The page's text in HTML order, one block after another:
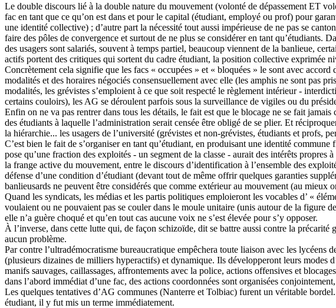
Le double discours lié à la double nature du mouvement (volonté de dépassement ET
fac en tant que ce qu’on est dans et pour le capital (étudiant, employé ou prof) pour
une identité collective) ; d’autre part la nécessité tout aussi impérieuse de ne pas se
faire des pôles de convergence et surtout de ne plus se considérer en tant
des usagers sont salariés, souvent à temps partiel, beaucoup viennent de la banlieue,
actifs portent des critiques qui sortent du cadre étudiant, la position collective exprimée
Concrètement cela signifie que les facs « occupées » et « bloquées » le sont avec
modalités et des horaires négociés consensuellement avec elle (les amphis ne sont pas
modalités, les grévistes s’emploient à ce que soit respecté le règlement intérieur -
certains couloirs), les AG se déroulent parfois sous la surveillance de vigiles ou du
Enfin on ne va pas rentrer dans tous les détails, le fait est que le blocage ne se fait
des étudiants à laquelle l’administration serait censée être obligé de se plier. Et
la hiérarchie... les usagers de l’université (grévistes et non-grévistes, étudiants et profs,
C’est bien le fait de s’organiser en tant qu’étudiant, en produisant une identité
pose qu’une fraction des exploités - un segment de la classe - aurait des intérêts
la frange active du mouvement, entre le discours d’identification à l’ensemble des
défense d’une condition d’étudiant (devant tout de même offrir quelques garanties
banlieusards ne peuvent être considérés que comme extérieur au mouvement (au mieux
Quand les syndicats, les médias et les partis politiques emploieront les vocables d’ «
voulaient ou ne pouvaient pas se couler dans le moule unitaire (unis autour de la figure
elle n’a guère choqué et qu’en tout cas aucune voix ne s’est élevée pour s’y opposer.
À l’inverse, dans cette lutte qui, de façon schizoïde, dit se battre aussi contre la précarité
aucun problème.
Par contre l’ultradémocratisme bureaucratique empêchera toute liaison avec les
(plusieurs dizaines de milliers hyperactifs) et dynamique. Ils développeront leurs modes
manifs sauvages, caillassages, affrontements avec la police, actions offensives et
dans l’abord immédiat d’une fac, des actions coordonnées sont organisées
Les quelques tentatives d’AG communes (Nanterre et Tolbiac) furent un véritable
étudiant, il y fut mis un terme immédiatement.